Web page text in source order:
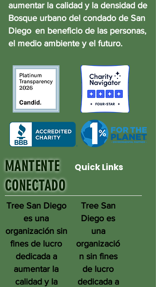
aumentar la calidad y la densidad de
Bosque urbano del condado de San
Diego en beneficio de las personas,
el medio ambiente y el futuro.
MANTENTE
CONECTADO
Quick Links
Tree San Diego
es una
organización sin
fines de lucro
dedicada a
aumentar la
calidad y la
Tree San
Diego es
una
organizació
n sin fines
de lucro
dedicada a